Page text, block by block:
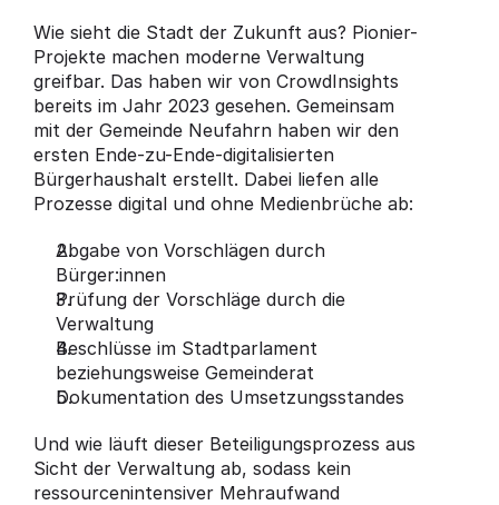
Wie sieht die Stadt der Zukunft aus? Pionier-
Projekte machen moderne Verwaltung
greifbar. Das haben wir von CrowdInsights
bereits im Jahr 2023 gesehen. Gemeinsam
mit der Gemeinde Neufahrn haben wir den
ersten Ende-zu-Ende-digitalisierten
Bürgerhaushalt erstellt. Dabei liefen alle
Prozesse digital und ohne Medienbrüche ab:
Abgabe von Vorschlägen durch
Bürger:innen
Prüfung der Vorschläge durch die
Verwaltung
Beschlüsse im Stadtparlament
beziehungsweise Gemeinderat
Dokumentation des Umsetzungsstandes
Und wie läuft dieser Beteiligungsprozess aus
Sicht der Verwaltung ab, sodass kein
ressourcenintensiver Mehraufwand